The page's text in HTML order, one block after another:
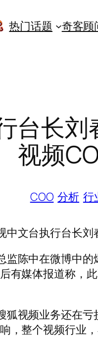
热门话题 奇客顾
台长刘
视频
COO 分析 行
文台执行台长刘
陈中在微博中
有媒体报道称，
狐视频业务还在
，整个视频行业